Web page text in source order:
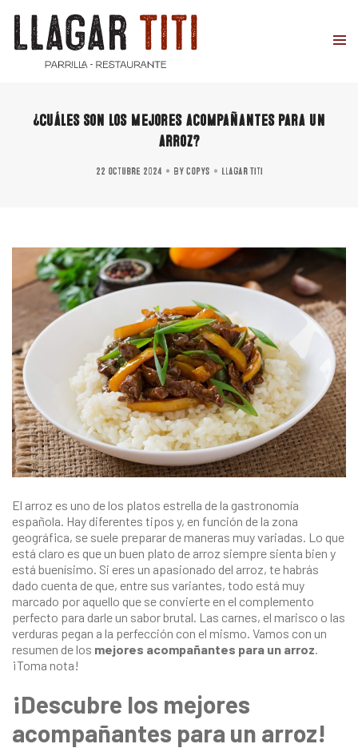
¿Cuáles son los mejores acompañantes para un
arroz?
22 octubre 2024 Bycopys Llagar Titi
El arroz es uno de los platos estrella de la gastronomía
española. Hay diferentes tipos y, en función de la zona
geográfica, se suele preparar de maneras muy variadas. Lo que
está claro es que un buen plato de arroz siempre sienta bien y
está buenísimo. Si eres un apasionado del arroz, te habrás
dado cuenta de que, entre sus variantes, todo está muy
marcado por aquello que se convierte en el complemento
perfecto para darle un sabor brutal. Las carnes, el marisco o las
verduras pegan a la perfección con el mismo. Vamos con un
resumen de los mejores acompañantes para un arroz
¡Toma nota!
¡Descubre los mejores
acompañantes para un arroz!